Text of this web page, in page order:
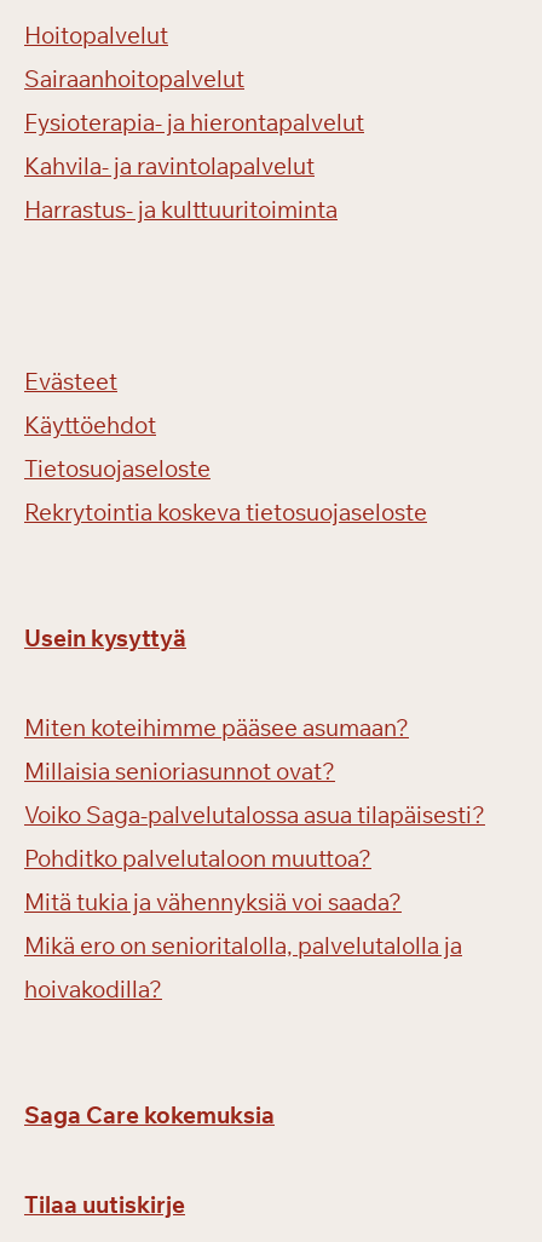
Hoitopalvelut
Sairaanhoitopalvelut
Fysioterapia- ja hierontapalvelut
Kahvila- ja ravintolapalvelut
Harrastus- ja kulttuuritoiminta
Evästeet
Käyttöehdot
Tietosuojaseloste
Rekrytointia koskeva tietosuojaseloste
Usein kysyttyä
Miten koteihimme pääsee asumaan?
Millaisia senioriasunnot ovat?
Voiko Saga-palvelutalossa asua tilapäisesti?
Pohditko palvelutaloon muuttoa?
Mitä tukia ja vähennyksiä voi saada?
Mikä ero on senioritalolla, palvelutalolla ja
hoivakodilla?
Saga Care kokemuksia
Tilaa uutiskirje